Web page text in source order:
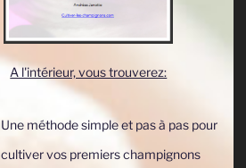
A l'intérieur, vous trouverez:
Une méthode simple et pas à pas pour
cultiver vos premiers champignons